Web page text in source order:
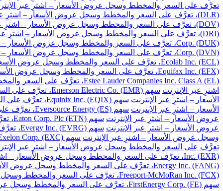
تعرَّف على السعر والمخطط وسجل عروض الأسعار – اشترِ عبر
(DLR)، تعرَّف على السعر والمخطط وسجل عروض الأسعار – اشترِ عبر الإنترنت
(DOV)، تعرَّف على السعر والمخطط وسجل عروض الأسعار – اشترِ عبر الإنترنت
(DRI)، تعرَّف على السعر والمخطط وسجل عروض الأسعار – اشترِ عبر الإنترنت
Corp. (DUK)، تعرَّف على السعر والمخطط وسجل عروض الأسعار – اشترِ عبر الإنترنت
Corp. (DVN)، تعرَّف على السعر والمخطط وسجل عروض الأسعار – اشترِ عبر الإنترنت
Ecolab Inc. (ECL)، تعرَّف على السعر والمخطط وسجل عروض الأسعار – اشترِ عبر الإنترنت
Equifax Inc. (EFX)، تعرَّف على السعر والمخطط وسجل عروض الأسعار – اشترِ عبر الإنترنت
Estee Lauder Companies Inc. Class A (EL)، تعرَّف على السعر والمخطط وسجل عروض الأسعار – اشترِ عبر الإنترنت
اشترِ عبر الإنترنت سهم Emerson Electric Co. (EMR)، تعرَّف على السعر والمخطط وسجل عروض الأسعار – اشترِ عبر الإنترنت
الأسعار – اشترِ عبر الإنترنت سهم Equinix Inc. (EQIX)، تعرَّف على السعر والمخطط وسجل عروض الأسعار – اشترِ عبر الإنترنت
الأسعار – اشترِ عبر الإنترنت سهم Eversource Energy (ES)، تعرَّف على السعر والمخطط وسجل عروض الأسعار – اشترِ عبر الإنترنت
عروض الأسعار – اشترِ عبر الإنترنت سهم Eaton Corp. Plc (ETN)، تعرَّف على السعر والمخطط وسجل عروض الأسعار – اشترِ عبر الإنترنت
عروض الأسعار – اشترِ عبر الإنترنت سهم Evergy Inc. (EVRG)، تعرَّف على السعر والمخطط وسجل عروض الأسعار – اشترِ عبر الإنترنت
وسجل عروض الأسعار – اشترِ عبر الإنترنت سهم Exelon Corp. (EXC)، تعرَّف على السعر والمخطط وسجل عروض الأسعار – اشترِ عبر الإنترنت
تعرَّف على السعر والمخطط وسجل عروض الأسعار – اشترِ عبر
Inc. (EXR)، تعرَّف على السعر والمخطط وسجل عروض الأسعار – اشترِ عبر الإنترنت
Energy Inc. (FANG)، تعرَّف على السعر والمخطط وسجل عروض الأسعار – اشترِ عبر الإنترنت
Freeport-McMoRan Inc. (FCX)، تعرَّف على السعر والمخطط وسجل عروض الأسعار – اشترِ عبر الإنترنت
سهم FirstEnergy Corp. (FE)، تعرَّف على السعر والمخطط وسجل عروض الأسعار – اشترِ عبر الإنترنت